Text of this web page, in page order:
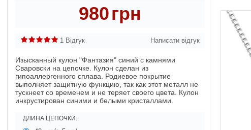
980грн
1 Відгук Написати відгук
Изысканный кулон "Фантазия" синий с камнями
Сваровски на цепочке. Кулон сделан из
гипоаллергенного сплава. Родиевое покрытие
выполняет защитную функцию, так как этот металл не
тускнеет со временем и не теряет своего цвета. Кулон
инкрустирован синими и белыми кристаллами.
ДЛИНА ЦЕПОЧКИ: